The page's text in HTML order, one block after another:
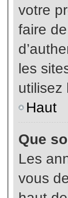
votre
faire
les
utilisez
Haut
Que
Les
vous